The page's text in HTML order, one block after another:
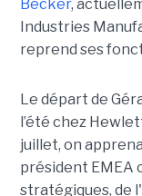
Becker,
Industries
reprend ses
Le départ de
l’été chez
juillet, on
président EMEA
stratégiques, de